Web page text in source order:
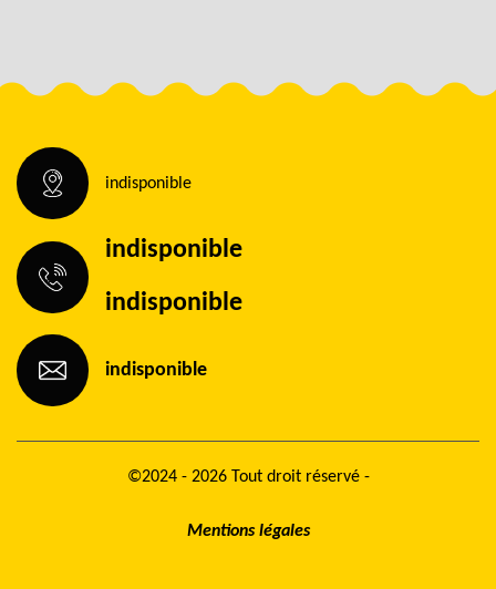
indisponible
indisponible
indisponible
indisponible
©2024 - 2026 Tout droit réservé -
Mentions légales